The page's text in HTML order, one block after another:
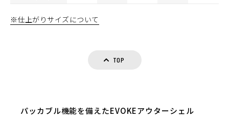
※仕上がりサイズについて
TOP
パッカブル機能を備えたEVOKEアウターシェル